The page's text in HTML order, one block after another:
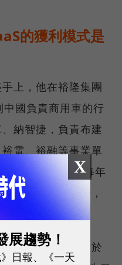
的獲利模式是
上，他在裕隆集團
國負責商用車的行
納智捷，負責布建
電、裕融等事業單
張名片，幾乎每年
東西都會派我去，
一職，面對仍處於
X
展趨勢！
日報、《一天